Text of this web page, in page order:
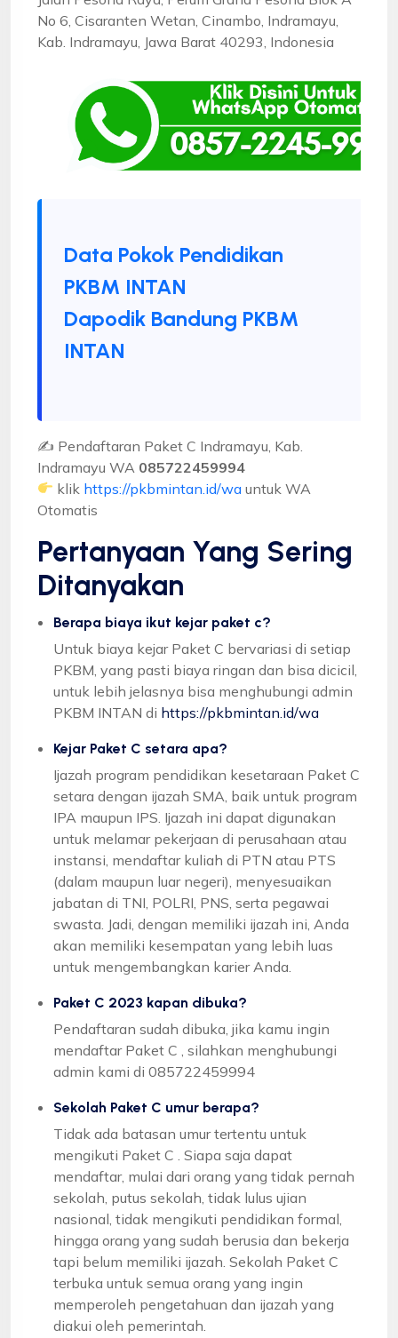
No 6, Cisaranten Wetan, Cinambo, Indramayu,
Kab. Indramayu, Jawa Barat 40293, Indonesia
Data Pokok Pendidikan
PKBM INTAN
Dapodik Bandung PKBM
INTAN
✍ Pendaftaran Paket C Indramayu, Kab.
Indramayu WA 085722459994
klik https://pkbmintan.id/wa untuk WA
Otomatis
Pertanyaan Yang Sering
Ditanyakan
Berapa biaya ikut kejar paket c?
Untuk biaya kejar Paket C bervariasi di setiap
PKBM, yang pasti biaya ringan dan bisa dicicil,
untuk lebih jelasnya bisa menghubungi admin
PKBM INTAN di https://pkbmintan.id/wa
Kejar Paket C setara apa?
Ijazah program pendidikan kesetaraan Paket C
setara dengan ijazah SMA, baik untuk program
IPA maupun IPS. Ijazah ini dapat digunakan
untuk melamar pekerjaan di perusahaan atau
instansi, mendaftar kuliah di PTN atau PTS
(dalam maupun luar negeri), menyesuaikan
jabatan di TNI, POLRI, PNS, serta pegawai
swasta. Jadi, dengan memiliki ijazah ini, Anda
akan memiliki kesempatan yang lebih luas
untuk mengembangkan karier Anda.
Paket C 2023 kapan dibuka?
Pendaftaran sudah dibuka, jika kamu ingin
mendaftar Paket C , silahkan menghubungi
admin kami di 085722459994
Sekolah Paket C umur berapa?
Tidak ada batasan umur tertentu untuk
mengikuti Paket C . Siapa saja dapat
mendaftar, mulai dari orang yang tidak pernah
sekolah, putus sekolah, tidak lulus ujian
nasional, tidak mengikuti pendidikan formal,
hingga orang yang sudah berusia dan bekerja
tapi belum memiliki ijazah. Sekolah Paket C
terbuka untuk semua orang yang ingin
memperoleh pengetahuan dan ijazah yang
diakui oleh pemerintah.